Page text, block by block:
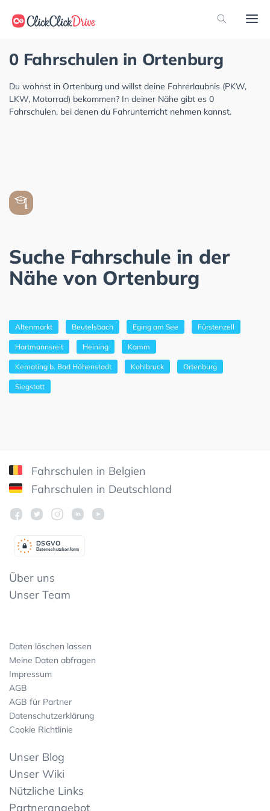
0 Fahrschulen in Ortenburg
Du wohnst in Ortenburg und willst deine Fahrerlaubnis (PKW,
LKW, Motorrad) bekommen? In deiner Nähe gibt es 0
Fahrschulen, bei denen du Fahrunterricht nehmen kannst.
Suche Fahrschule in der
Nähe von Ortenburg
Altenmarkt Beutelsbach Eging am See Fürstenzell
Hartmannsreit Heining Kamm
Kemating b. Bad Höhenstadt Kohlbruck Ortenburg
Siegstatt
Fahrschulen in Belgien
Fahrschulen in Deutschland
Datenschutzkonform
DSGVO
Über uns
Unser Team
Daten löschen lassen
Meine Daten abfragen
Impressum
AGB
AGB für Partner
Datenschutzerklärung
Cookie Richtlinie
Unser Blog
Unser Wiki
Nützliche Links
Partnerangebot